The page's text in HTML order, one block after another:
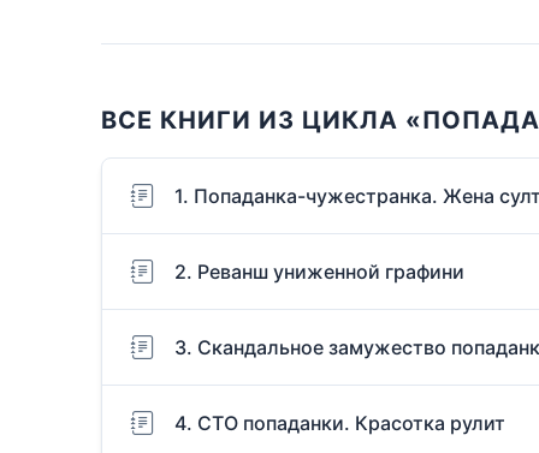
ВСЕ КНИГИ ИЗ ЦИКЛА
1. Попаданка-чужестранка. Жена
2. Реванш униженной графини
3. Скандальное замужество
4. СТО попаданки. Красотка рулит